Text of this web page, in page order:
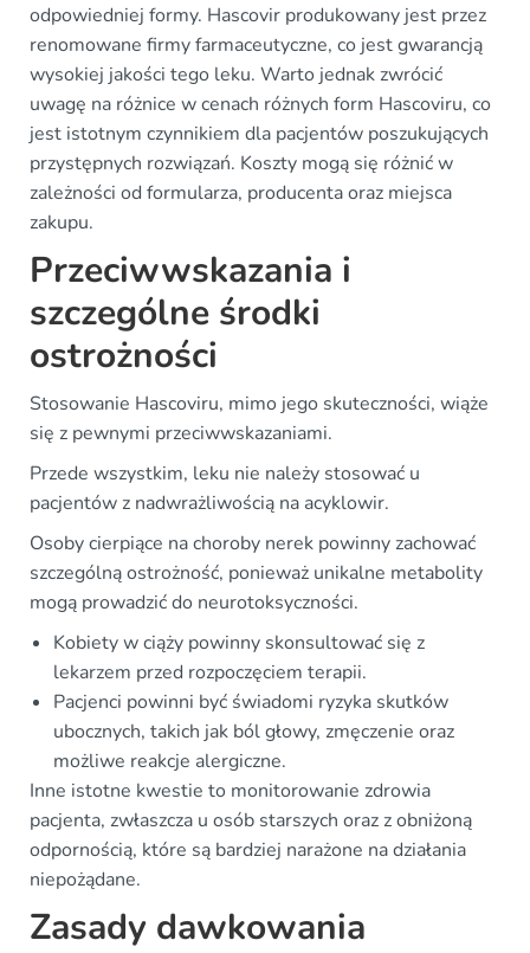
odpowiedniej formy. Hascovir produkowany jest przez
renomowane firmy farmaceutyczne, co jest gwarancją
wysokiej jakości tego leku. Warto jednak zwrócić
uwagę na różnice w cenach różnych form Hascoviru, co
jest istotnym czynnikiem dla pacjentów poszukujących
przystępnych rozwiązań. Koszty mogą się różnić w
zależności od formularza, producenta oraz miejsca
zakupu.
Przeciwwskazania i
szczególne środki
ostrożności
Stosowanie Hascoviru, mimo jego skuteczności, wiąże
się z pewnymi przeciwwskazaniami.
Przede wszystkim, leku nie należy stosować u
pacjentów z nadwrażliwością na acyklowir.
Osoby cierpiące na choroby nerek powinny zachować
szczególną ostrożność, ponieważ unikalne metabolity
mogą prowadzić do neurotoksyczności.
Kobiety w ciąży powinny skonsultować się z
lekarzem przed rozpoczęciem terapii.
Pacjenci powinni być świadomi ryzyka skutków
ubocznych, takich jak ból głowy, zmęczenie oraz
możliwe reakcje alergiczne.
Inne istotne kwestie to monitorowanie zdrowia
pacjenta, zwłaszcza u osób starszych oraz z obniżoną
odpornością, które są bardziej narażone na działania
niepożądane.
Zasady dawkowania